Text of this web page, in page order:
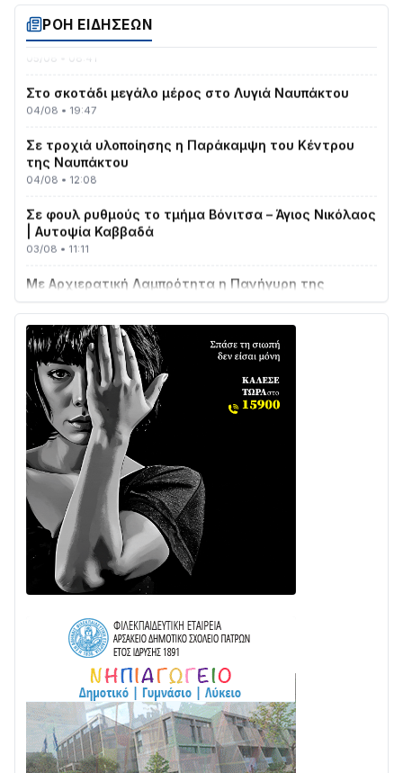
ΡΟΗ ΕΙΔΗΣΕΩΝ
ΤΟ ΠΑΡΤΥ ΣΥΝΕΧΙΖΕΤΑΙ…
05/08 • 08:41
04/08 • 19:47
της Ναυπάκτου
04/08 • 12:08
| Αυτοψία Καββαδά
03/08 • 11:11
Μεταμορφώσεως του Σωτήρος στο Γολέμι
Ενισχύεται η Πολιτική Προστασία στο Δήμο Αγρινίου
με δύο νέα υδροφόρα οχήματα
02/08 • 18:26
Διαβάστε την «Ναυπακτία» που κυκλοφορεί
31/07 • 08:16
Δωρίδα για Όλους: «Καμία εκχώρηση των νερών
στην ΕΥΔΑΠ»
28/07 • 21:46
Διαβάστε την «Ναυπακτία» που κυκλοφορεί
24/07 • 11:31
Γιορτή της Τράτας 2026 | Ερατεινή Δωρίδας:
Παράδοση, Χορός & Γλέντι!
ΤΟ ΠΑΡΤΥ ΣΥΝΕΧΙΖΕΤΑΙ…
Στο σκοτάδι μεγάλο μέρος στο Λυγιά Ναυπάκτου
04/08 • 19:47
Σε τροχιά υλοποίησης η Παράκαμψη του Κέντρου
της Ναυπάκτου